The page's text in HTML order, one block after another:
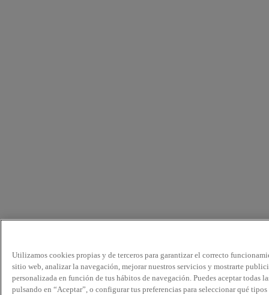
Utilizamos cookies propias y de terceros para garantizar el correcto
sitio web, analizar la navegación, mejorar nuestros servicios y mostrarte
personalizada en función de tus hábitos de navegación. Puedes aceptar todas
pulsando en “Aceptar”, o configurar tus preferencias para seleccionar qué tipos